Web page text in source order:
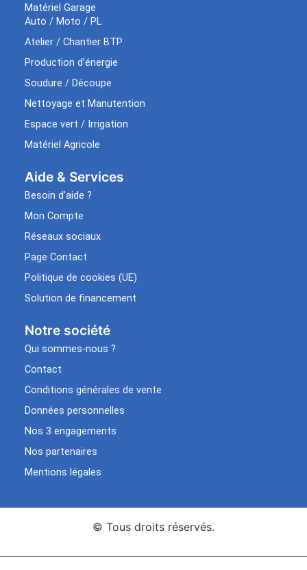
Matériel Garage
Auto / Moto / PL
Atelier / Chantier BTP
Production d’énergie
Soudure / Découpe
Nettoyage et Manutention
Espace vert / Irrigation
Matériel Agricole
Aide & Services​
Besoin d’aide ?
Mon Compte
Réseaux sociaux
Page Contact
Politique de cookies (UE)
Solution de financement
Notre société
Qui sommes-nous ?
Contact
Conditions générales de vente
Données personnelles
Nos 3 engagements
Nos partenaires
Mentions légales
© Tous droits réservés.